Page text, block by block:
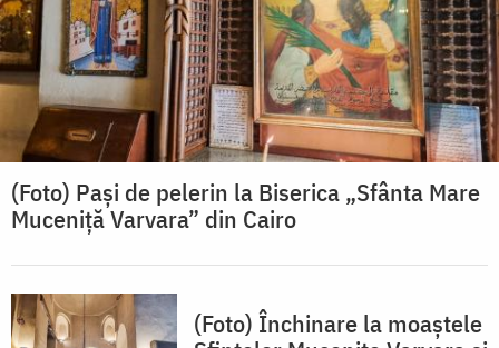
(Foto) Pași de pelerin la Biserica „Sfânta Mare
Muceniță Varvara” din Cairo
(Foto) Închinare la moaștele